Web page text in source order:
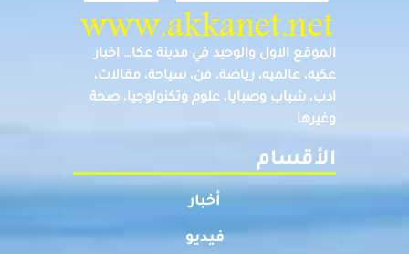
الموقع الاول والوحيد في مدينة عكا… اخبار
عكيه، عالميه، رياضة، فن، سياحة، مقالات،
ادب، شباب وصبايا، علوم وتكنولوجيا، صحة
وغيرها
الأقسام
أخبار
فيديو